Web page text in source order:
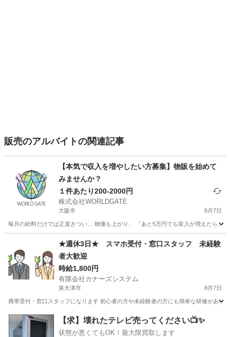
販売のアルバイトの関連記事
【本気で収入を増やしたい方募集】物販を始めて
みませんか？
１件あたり200-2000円
株式会社WORLDGATE
大阪市 8月7日
毎月の給料だけでは正直きつい… 物価も上がり、 「あと5万円でも収入が増えたら」
アパレル
★週休3日★ スマホ受付・窓口スタッフ 未経験
者大歓迎
時給1,800円
有限会社カナーズシステム
泉大津市 8月7日
携帯受付・窓口スタッフになります 初心者の方や未経験者の方にも簡単な研修があ
大阪 泉大津市 携帯ショップ スタッフ
【求】壊れたテレビ売ってください📺✨
状態が悪くてもOK！最大限買取します